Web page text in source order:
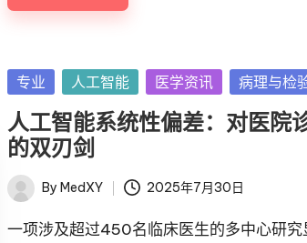
Posted
专业 人工智能 医学资讯 病理与检
人工智能系统性偏差：对医院
的双刃剑
Posted
By MedXY 2025年7月30日
一项涉及超过450名临床医生的多中心研究